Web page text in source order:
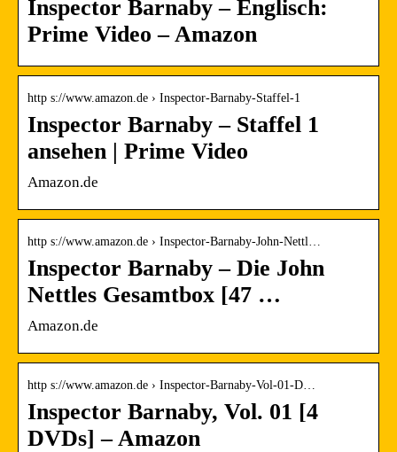
Inspector Barnaby – Englisch:
Prime Video – Amazon
http s://www.amazon.de › Inspector-Barnaby-Staffel-1
Inspector Barnaby – Staffel 1
ansehen | Prime Video
Amazon.de
http s://www.amazon.de › Inspector-Barnaby-John-Nettl…
Inspector Barnaby – Die John
Nettles Gesamtbox [47 …
Amazon.de
http s://www.amazon.de › Inspector-Barnaby-Vol-01-D…
Inspector Barnaby, Vol. 01 [4
DVDs] – Amazon